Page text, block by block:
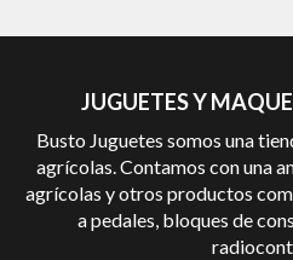
JUGUETES Y
Busto Juguetes somos una
agrícolas. Contamos con una
agrícolas y otros productos
a pedales, bloques de